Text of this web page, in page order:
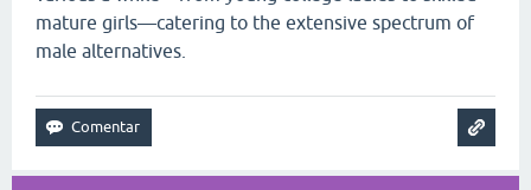
mature girls—catering to the extensive spectrum of
male alternatives.